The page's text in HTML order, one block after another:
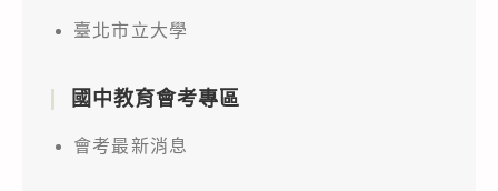
院
保
護
臺北市立大學
國中教育會考專區
會考最新消息